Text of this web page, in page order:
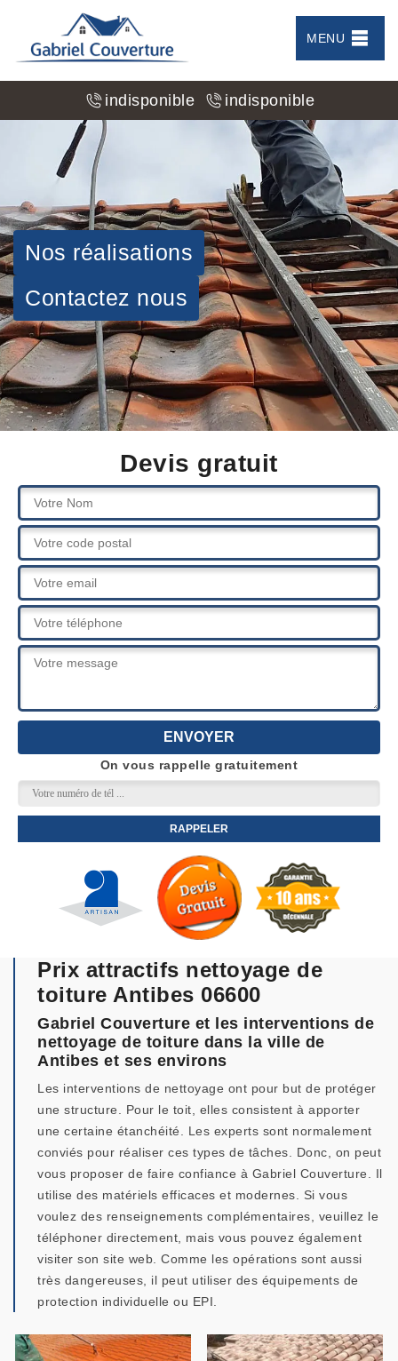
MENU
indisponible indisponible
Nos réalisations
Contactez nous
Devis gratuit
On vous rappelle gratuitement
Prix attractifs nettoyage de
toiture Antibes 06600
Gabriel Couverture et les interventions de
nettoyage de toiture dans la ville de
Antibes et ses environs
Les interventions de nettoyage ont pour but de protéger
une structure. Pour le toit, elles consistent à apporter
une certaine étanchéité. Les experts sont normalement
conviés pour réaliser ces types de tâches. Donc, on peut
vous proposer de faire confiance à Gabriel Couverture. Il
utilise des matériels efficaces et modernes. Si vous
voulez des renseignements complémentaires, veuillez le
téléphoner directement, mais vous pouvez également
visiter son site web. Comme les opérations sont aussi
très dangereuses, il peut utiliser des équipements de
protection individuelle ou EPI.